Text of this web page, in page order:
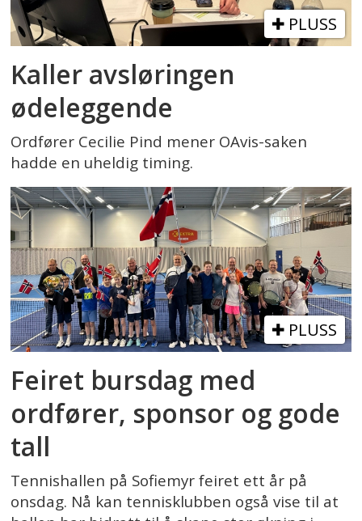
PLUSS
Kaller avsløringen
ødeleggende
Ordfører Cecilie Pind mener OAvis-saken
hadde en uheldig timing.
PLUSS
Feiret bursdag med
ordfører, sponsor og gode
tall
Tennishallen på Sofiemyr feiret ett år på
onsdag. Nå kan tennisklubben også vise til at